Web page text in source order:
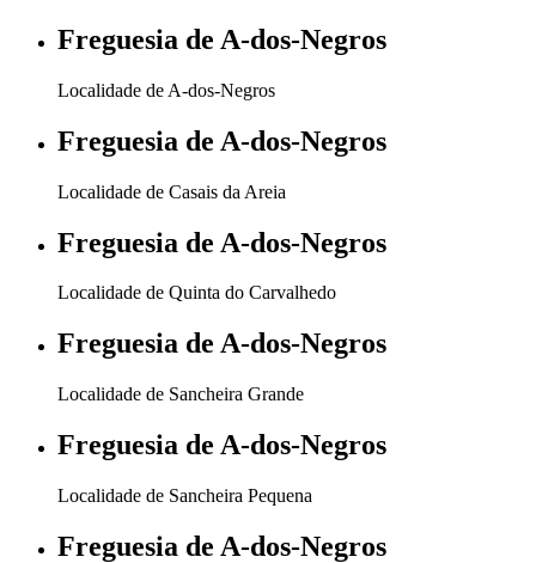
Freguesia de A-dos-Negros
Localidade de A-dos-Negros
Freguesia de A-dos-Negros
Localidade de Casais da Areia
Freguesia de A-dos-Negros
Localidade de Quinta do Carvalhedo
Freguesia de A-dos-Negros
Localidade de Sancheira Grande
Freguesia de A-dos-Negros
Localidade de Sancheira Pequena
Freguesia de A-dos-Negros